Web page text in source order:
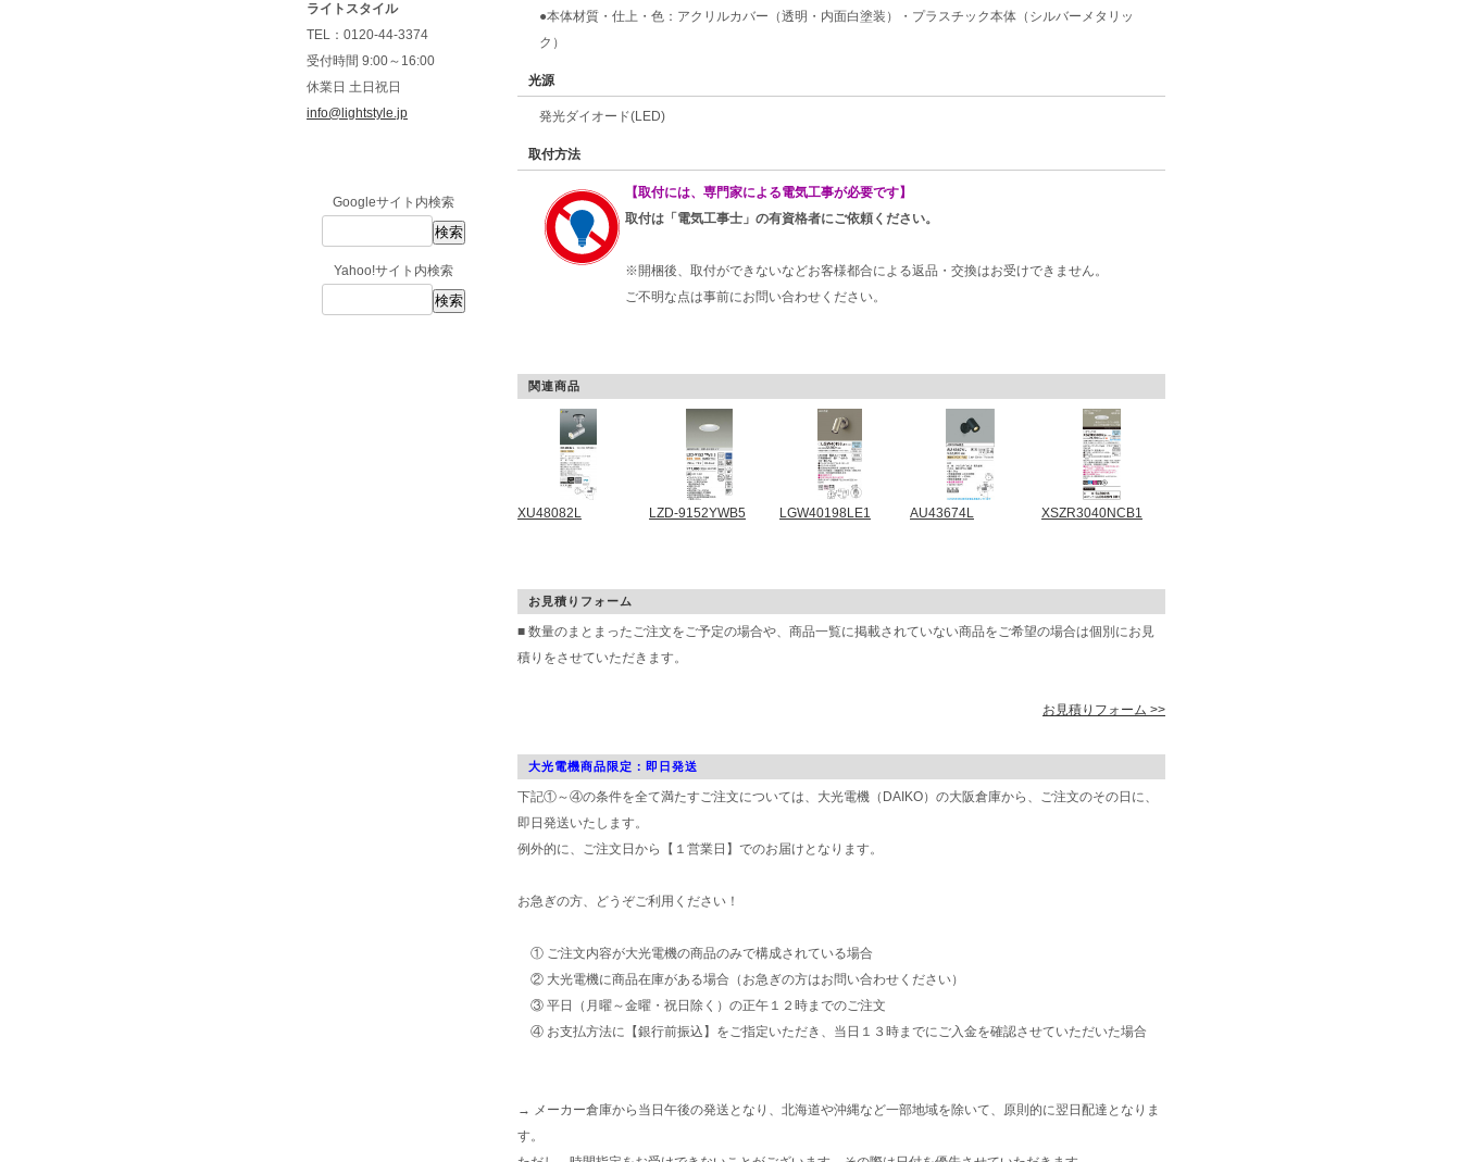
ライトスタイル
TEL：0120-44-3374
受付時間 9:00～16:00
休業日 土日祝日
info@lightstyle.jp
Googleサイト内検索
Yahoo!サイト内検索
●本体材質・仕上・色：アクリルカバー（透明・内面白塗装）・プラスチック本体（シルバーメタリッ
ク）
光源
発光ダイオード(LED)
取付方法
【取付には、専門家による電気工事が必要です】
取付は「電気工事士」の有資格者にご依頼ください。
※開梱後、取付ができないなどお客様都合による返品・交換はお受けできません。
ご不明な点は事前にお問い合わせください。
関連商品
XU48082L LZD-9152YWB5 LGW40198LE1 AU43674L XSZR3040NCB1
お見積りフォーム
■ 数量のまとまったご注文をご予定の場合や、商品一覧に掲載されていない商品をご希望の場合は個別にお見
積りをさせていただきます。
お見積りフォーム >>
大光電機商品限定：即日発送
下記①～④の条件を全て満たすご注文については、大光電機（DAIKO）の大阪倉庫から、ご注文のその日に、
即日発送いたします。
例外的に、ご注文日から【１営業日】でのお届けとなります。
お急ぎの方、どうぞご利用ください！
① ご注文内容が大光電機の商品のみで構成されている場合
② 大光電機に商品在庫がある場合（お急ぎの方はお問い合わせください）
③ 平日（月曜～金曜・祝日除く）の正午１２時までのご注文
④ お支払方法に【銀行前振込】をご指定いただき、当日１３時までにご入金を確認させていただいた場合
→ メーカー倉庫から当日午後の発送となり、北海道や沖縄など一部地域を除いて、原則的に翌日配達となりま
す。